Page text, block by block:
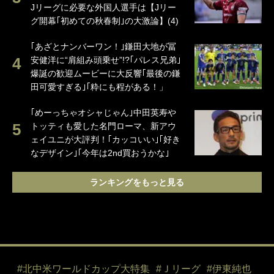
Jリーグに必要な外国人選手は【Jリー
グ開幕｢初めての秋春制｣の大激論】(4)
｢あざとナンバーワン！｣鎌田大地が冨
安健洋に“肩組み頭乗せ”!?｢パレス兄弟｣
爆誕の歓迎ムービーに大反響｢最後の鎌
田可愛すぎる｣｢粋にも程がある！」
｢めーっちゃオシャじゃん｣中田英寿や
トッティも愛した名門ローマ、新アウ
ェイユニが大評判！｢カッコいい｣｢好き
なデザイン｣｢今年は2nd買おうかな｣
ランキングをもっと見る
#北中米ワールドカップ大特集 #Ｊリーグ #伊東純也